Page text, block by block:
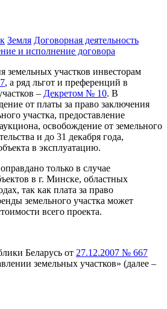
Земля Договорная деятельность
и исполнение договора
земельных участков инвесторам
, а ряд льгот и преференций в
– Декретом № 10. В
от платы за право заключения
участка, предоставление
освобождение от земельного
и до 31 декабря года,
в эксплуатацию.
только в случае
в г. Минске, областных
так как плата за право
земельного участка может
всего проекта.
Беларусь от 27.12.2007 № 667
земельных участков» (далее –